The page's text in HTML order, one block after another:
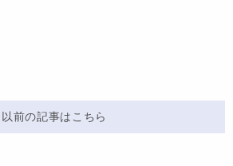
以前の記事はこちら